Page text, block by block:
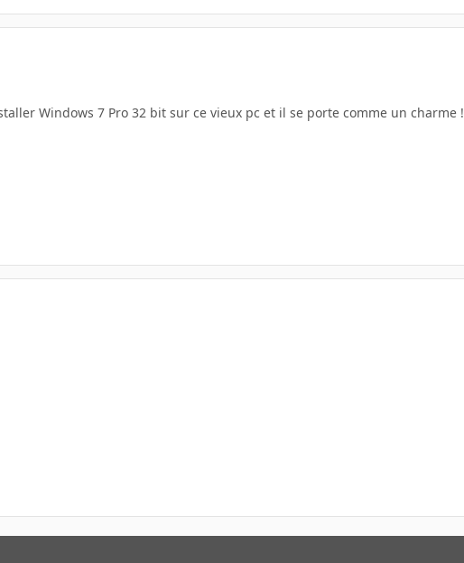
Windows 7 Pro 32 bit sur ce vieux pc et il se porte comme un charme !